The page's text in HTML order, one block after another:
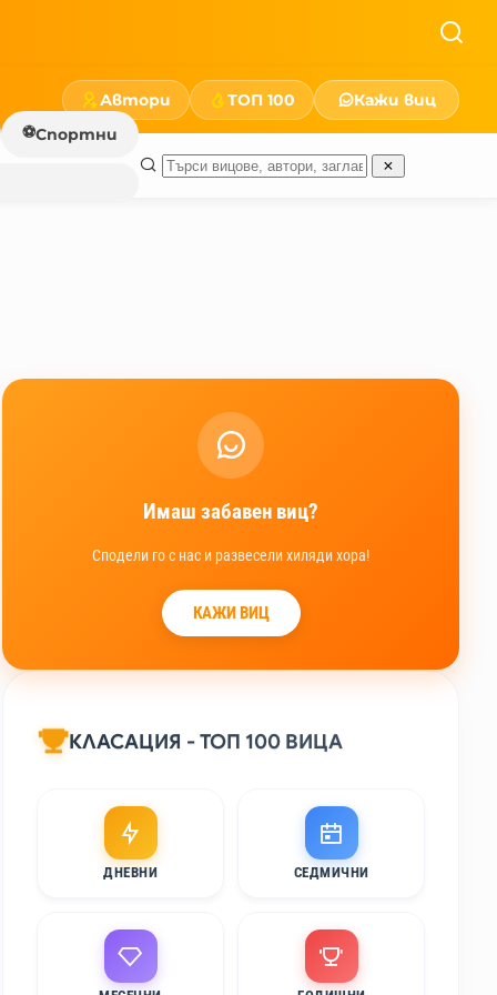
Автори ТОП 100
Кажи виц
⚽Спортни
Имаш забавен виц?
Сподели го с нас и развесели хиляди хора!
КАЖИ ВИЦ
КЛАСАЦИЯ - ТОП 100 ВИЦА
ДНЕВНИ СЕДМИЧНИ